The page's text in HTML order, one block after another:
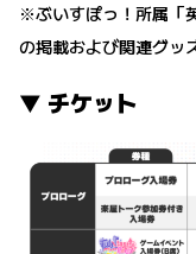
※ぶいすぽっ！所属「
の掲載および関連グッ
▼ チケット